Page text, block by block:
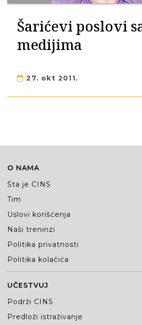
Šarićevi poslovi
medijima
27. okt 2011.
O NAMA
Šta je CINS
Tim
Uslovi korišćenja
Naši treninzi
Politika privatnosti
Politika kolačića
UČESTVUJ
Podrži CINS
Predloži istraživanje